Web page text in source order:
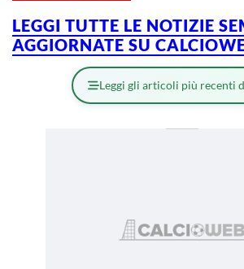
LEGGI TUTTE LE NOTIZIE
AGGIORNATE SU
Leggi gli articoli più recenti